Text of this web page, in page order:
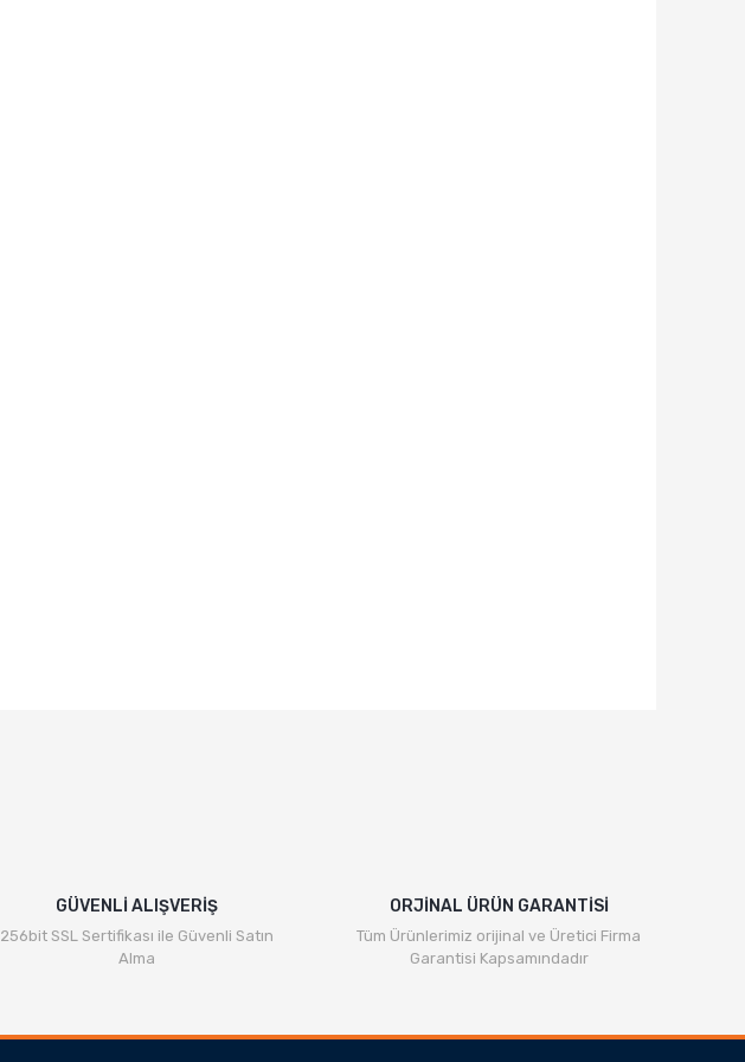
GÜVENLİ ALIŞVERİŞ
256bit SSL Sertifikası ile Güvenli Satın
Alma
ORJİNAL ÜRÜN GARANTİSİ
Tüm Ürünlerimiz orijinal ve Üretici Firma
Garantisi Kapsamındadır